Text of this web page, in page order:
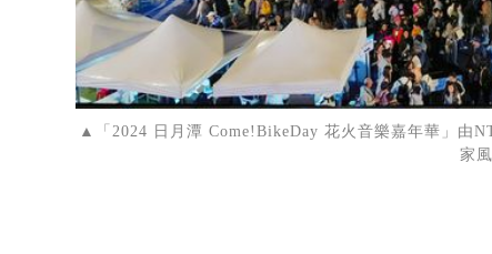
▲「2024 日月潭 Come!BikeDay 花火音樂嘉年華」由
家